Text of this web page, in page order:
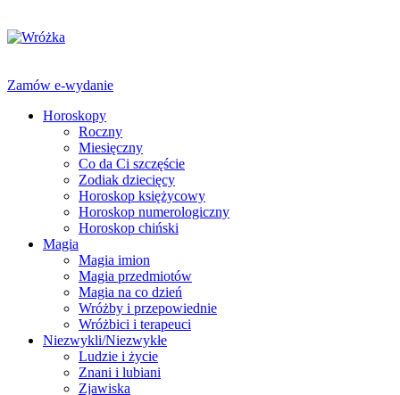
Zamów e-wydanie
Horoskopy
Roczny
Miesięczny
Co da Ci szczęście
Zodiak dziecięcy
Horoskop księżycowy
Horoskop numerologiczny
Horoskop chiński
Magia
Magia imion
Magia przedmiotów
Magia na co dzień
Wróżby i przepowiednie
Wróżbici i terapeuci
Niezwykli/Niezwykłe
Ludzie i życie
Znani i lubiani
Zjawiska